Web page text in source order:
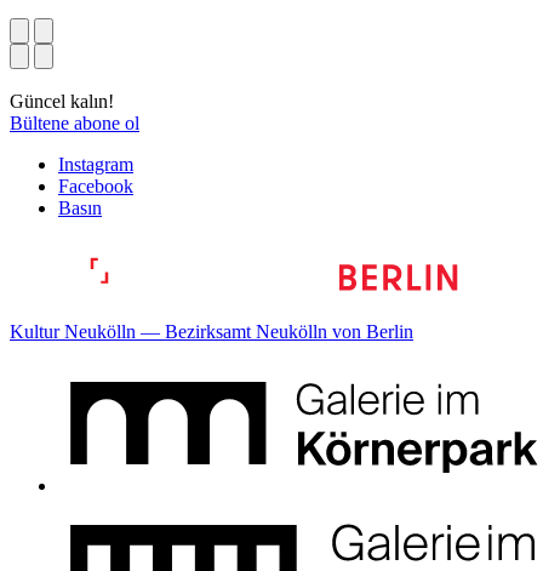
Güncel kalın!
Bültene abone ol
Instagram
Facebook
Basın
Kultur Neukölln — Bezirksamt Neukölln von Berlin